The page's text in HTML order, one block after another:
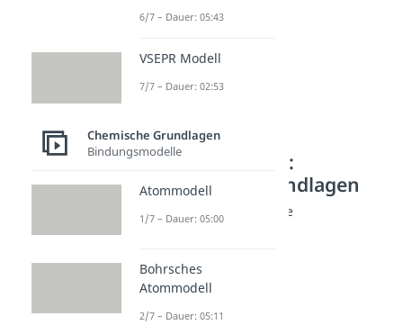
Weitere Inhalte:
Chemische Grundlagen
Kenngrößen der Chemie
Avogadro Konstante
Dauer: 04:05
Dauer: 04:16
6/7 – Dauer: 05:43
VSEPR Modell
7/7 – Dauer: 02:53
Chemische Grundlagen
Bindungsmodelle
Atommodell
1/7 – Dauer: 05:00
Bohrsches
Atommodell
2/7 – Dauer: 05:11